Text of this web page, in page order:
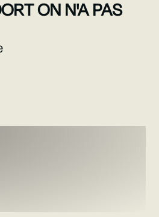
ON N'A PAS